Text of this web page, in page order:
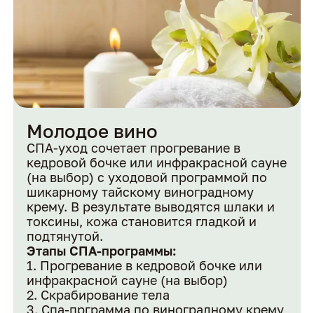
Молодое вино
СПА-уход сочетает прогревание в
кедровой бочке или инфракрасной сауне
(на выбор) с уходовой программой по
шикарному тайскому виноградному
крему. В результате выводятся шлаки и
токсины, кожа становится гладкой и
подтянутой.
Этапы СПА-программы:
Прогревание в кедровой бочке или
инфракрасной сауне (на выбор)
Скрабирование тела
Спа-прграмма по виноградному крему